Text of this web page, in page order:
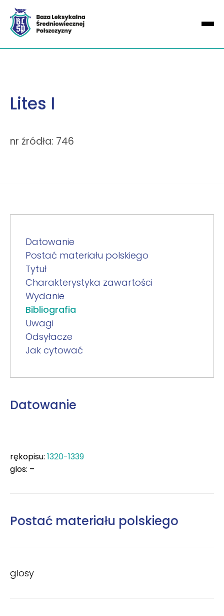
Lites I
nr źródła: 746
Datowanie
Postać materiału polskiego
Tytuł
Charakterystyka zawartości
Wydanie
Bibliografia
Uwagi
Odsyłacze
Jak cytować
Datowanie
rękopisu: 1320-1339
glos: –
Postać materiału polskiego
glosy